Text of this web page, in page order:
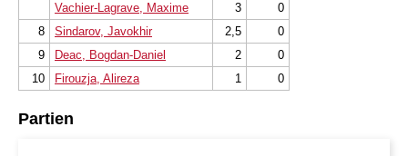
Vachier-Lagrave, Maxime
3
0
8
Sindarov, Javokhir 2,5
0
9
Deac, Bogdan-Daniel 2
0
10
Firouzja, Alireza 1 0
Partien